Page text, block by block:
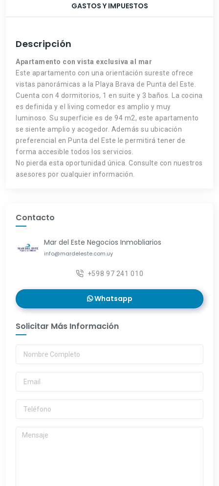
GASTOS Y IMPUESTOS
Descripción
Apartamento con vista exclusiva al mar
Este apartamento con una orientación sureste ofrece
vistas panorámicas a la Playa Brava de Punta del Este.
Cuenta con 4 dormitorios, 1 en suite y 3 baños. La cocina
es definida y el living comedor es amplio y muy
luminoso. Su superficie es de 94 m2, este apartamento
se siente amplio y acogedor. Además su ubicación
preferencial en Punta del Este le permitirá tener de
forma accesible todos los servicios.
No pierda esta oportunidad única. Consulte con nuestros
asesores por cualquier información.
Contacto
Mar del Este Negocios Inmobliarios
info@mardeleste.com.uy
+598 97 241 010
Whatsapp
Solicitar Más Información